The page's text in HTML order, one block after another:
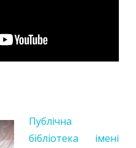
Публічна
бібліотека імені